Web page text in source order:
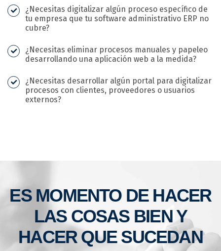
¿Necesitas digitalizar algún proceso específico de
tu empresa que tu software administrativo ERP no
cubre?
¿Necesitas eliminar procesos manuales y papeleo
desarrollando una aplicación web a la medida?
¿Necesitas desarrollar algún portal para digitalizar
procesos con clientes, proveedores o usuarios
externos?
ES MOMENTO DE HACER
LAS COSAS BIEN Y
HACER QUE SUCEDAN